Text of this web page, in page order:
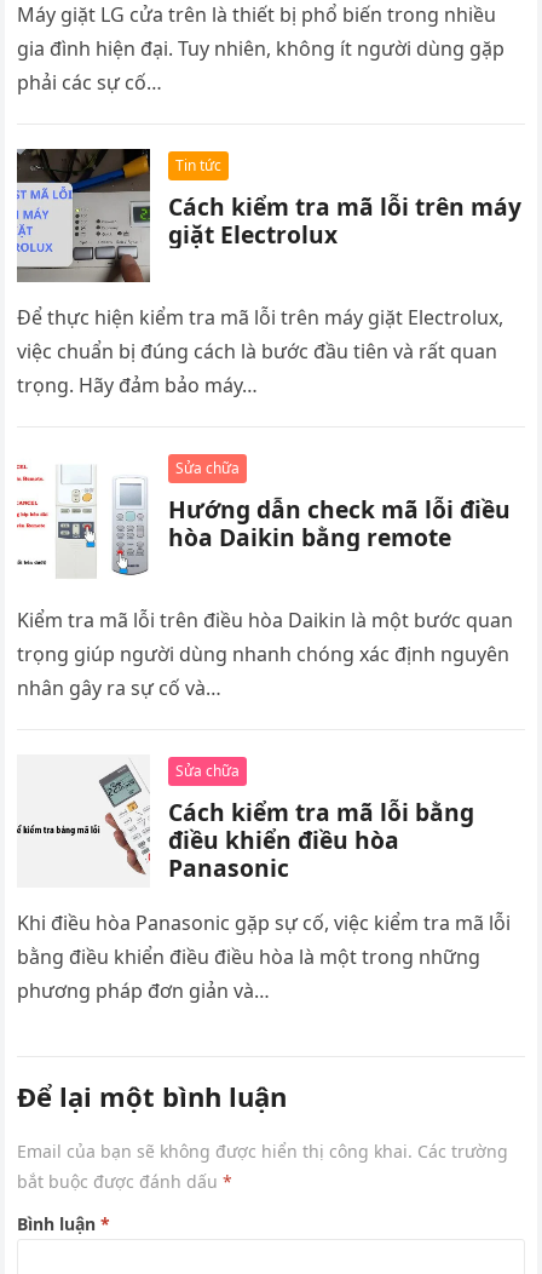
Máy giặt LG cửa trên là thiết bị phổ biến trong nhiều
gia đình hiện đại. Tuy nhiên, không ít người dùng gặp
phải các sự cố…
Tin tức
Cách kiểm tra mã lỗi trên máy
giặt Electrolux
Để thực hiện kiểm tra mã lỗi trên máy giặt Electrolux,
việc chuẩn bị đúng cách là bước đầu tiên và rất quan
trọng. Hãy đảm bảo máy…
Sửa chữa
Hướng dẫn check mã lỗi điều
hòa Daikin bằng remote
Kiểm tra mã lỗi trên điều hòa Daikin là một bước quan
trọng giúp người dùng nhanh chóng xác định nguyên
nhân gây ra sự cố và…
Sửa chữa
Cách kiểm tra mã lỗi bằng
điều khiển điều hòa
Panasonic
Khi điều hòa Panasonic gặp sự cố, việc kiểm tra mã lỗi
bằng điều khiển điều điều hòa là một trong những
phương pháp đơn giản và…
Để lại một bình luận
Email của bạn sẽ không được hiển thị công khai. Các trường
bắt buộc được đánh dấu*
Bình luận*